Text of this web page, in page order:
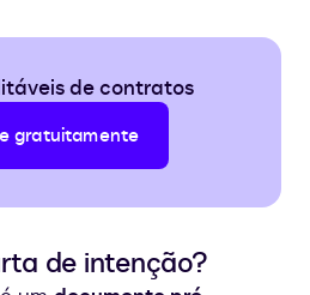
de contratos
gratuitamente
de intenção?